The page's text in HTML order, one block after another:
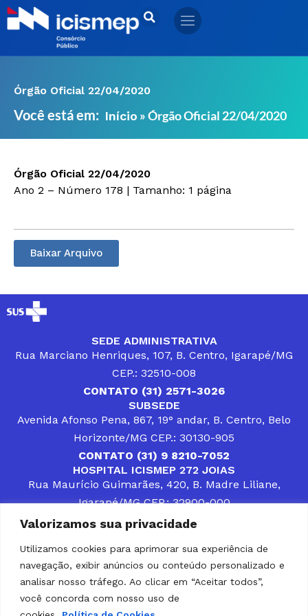
Valorizamos sua privacidade
Utilizamos cookies para aprimorar sua experiência de
navegação, exibir anúncios ou conteúdo personalizado e
analisar nosso tráfego. Ao clicar em “Aceitar todos”,
você concorda com nosso uso de
Ir
para
Órgão Oficial 22/04/2020
Você está em: Início »Órgão Oficial 22/04/2020
Órgão Oficial 22/04/2020
Ano 2 – Número 178 | Tamanho: 1 página
Baixar Arquivo
SEDE ADMINISTRATIVA
Rua Marciano Henriques, 107, B. Centro, Igarapé/MG
CEP.: 32510-008
CONTATO (31) 2571-3026
SUBSEDE
Avenida Afonso Pena, 867, 19° andar, B. Centro, Belo
Horizonte/MG CEP.: 30130-905
CONTATO (31) 9 8210-7052
HOSPITAL ICISMEP 272 JOIAS
Rua Maurício Guimarães, 420, B. Madre Liliane,
Igarapé/MG CEP.: 32900-000
CONTATOS (31) 3512-4400 ou (31) 9 8309-8660
DESENVOLVER SOLUÇÕES, AÇÕES E SERVIÇOS
PÚBLICOS QUE COMPLEMENTEM A ASSISTÊNCIA À
POPULAÇÃO DA REGIÃO EM QUE ATUA, SENDO
PARCEIRO DOS MUNICÍPIOS CONSORCIADOS NA
SOLUÇÃO DE DIFICULDADES ENFRENTADAS POR
GESTORES MUNICIPAIS, É O COMPROMISSO DO
ICISMEP.